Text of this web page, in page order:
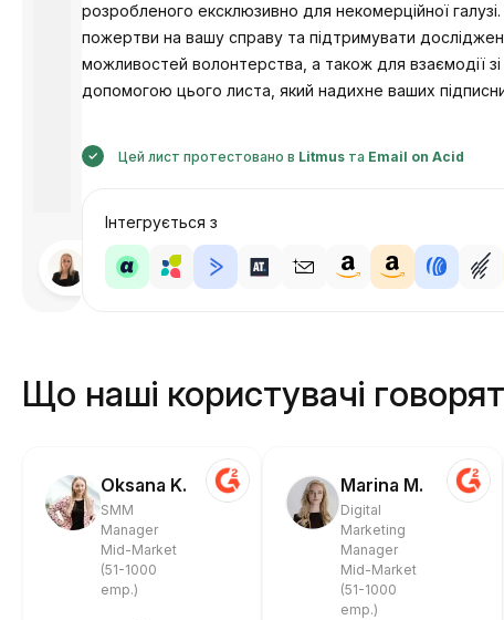
Розроблено
Анастасія
розробленого ексклюзивно для некомерційної
пожертви на вашу справу та підтримувати
можливостей волонтерства, а також для взаємодії
допомогою цього листа, який надихне ваших
Цей лист протестовано в Litmusта Email on Acid
Інтегрується з
Що наші користувачі
Oksana K.
SMM
Manager
Mid-Market
(51-1000
emp.)
Marina M.
Digital
Marketing
Manager
Mid-Market
(51-1000
emp.)